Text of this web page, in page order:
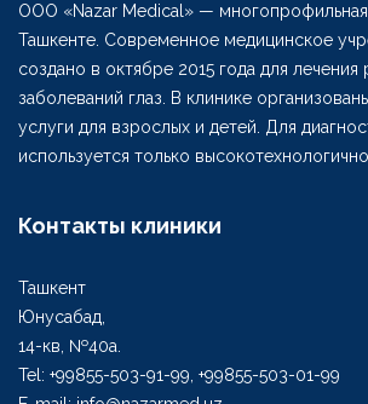
ООО «Nazar Medical» — многопрофильная
Ташкенте. Современное медицинское
создано в октябре 2015 года для лечения
заболеваний глаз. В клинике
услуги для взрослых и детей. Для
используется только
Контакты клиники
Ташкент
Юнусабад,
14-кв, №40а.
Tel: +99855-503-91-99, +99855-503-01-99